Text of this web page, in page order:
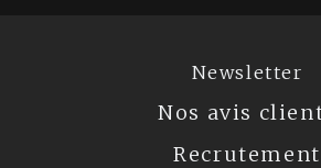
Newsletter
Nos avis
Recrutement